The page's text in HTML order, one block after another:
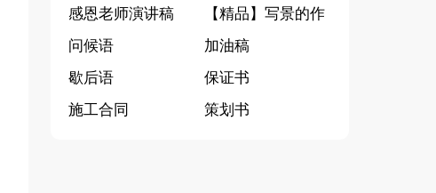
感恩老师演讲稿
【推荐】
【精品】写景的作
文汇总八篇
问候语
加油稿
歇后语
保证书
施工合同
策划书